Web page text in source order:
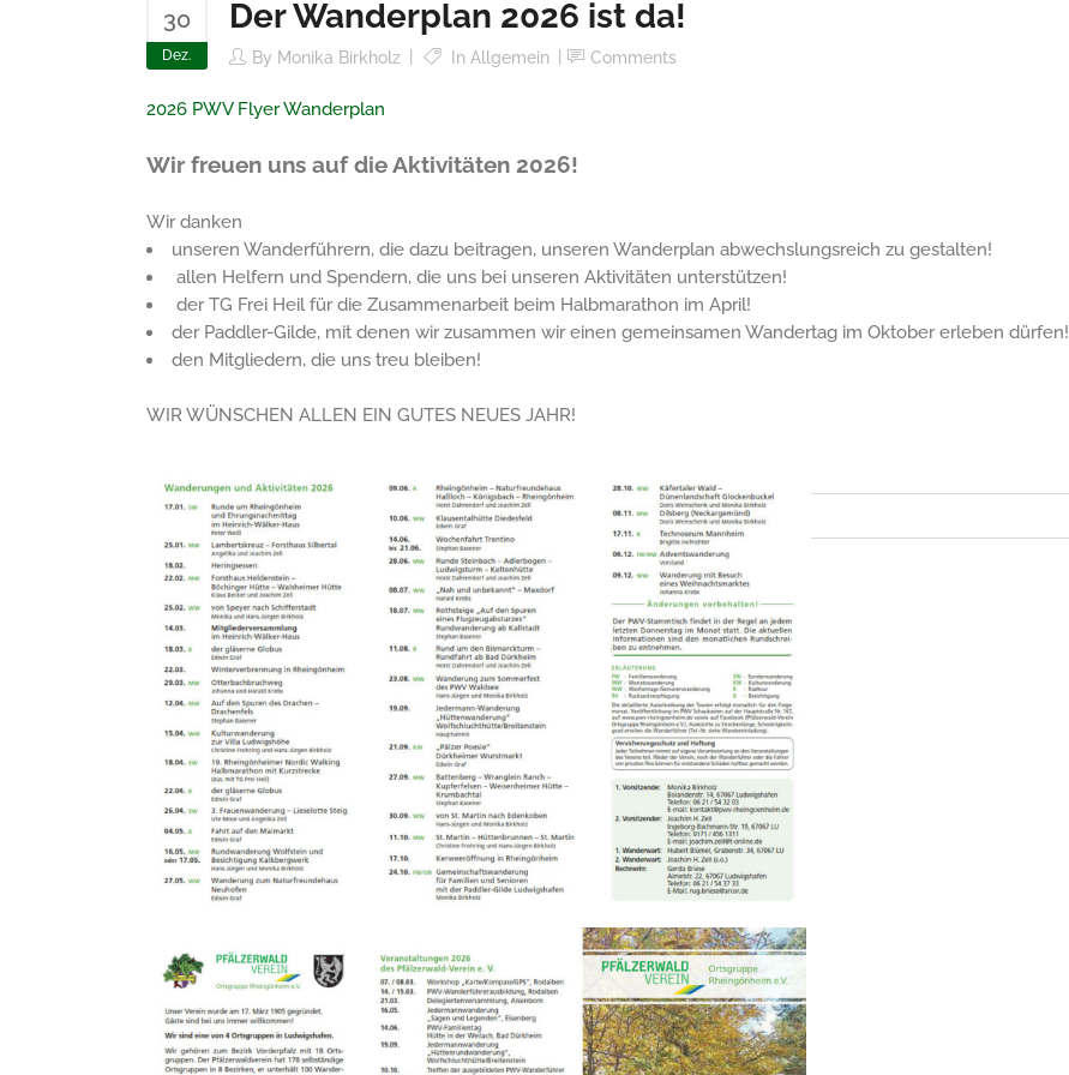
30
Dez.
Der Wanderplan 2026 ist da!
By Monika Birkholz In Allgemein Comments
2026 PWV Flyer Wanderplan
Wir freuen uns auf die Aktivitäten 2026!
Wir danken
unseren Wanderführern, die dazu beitragen, unseren Wanderplan abwechslungsreich zu gestalten!
allen Helfern und Spendern, die uns bei unseren Aktivitäten unterstützen!
der TG Frei Heil für die Zusammenarbeit beim Halbmarathon im April!
der Paddler-Gilde, mit denen wir zusammen wir einen gemeinsamen Wandertag im Oktober erleben dürfen!
den Mitgliedern, die uns treu bleiben!
WIR WÜNSCHEN ALLEN EIN GUTES NEUES JAHR!